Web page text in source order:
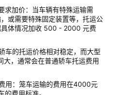
求加价：当车辆有特殊运输需
或需要特殊固定装置等，托运公
体情况加收 500 - 2000 元费
车的托运价格相对稳定，而大型
大，通常会在普通轿车托运费用
用：笼车运输的费用在4000元
费用标准。